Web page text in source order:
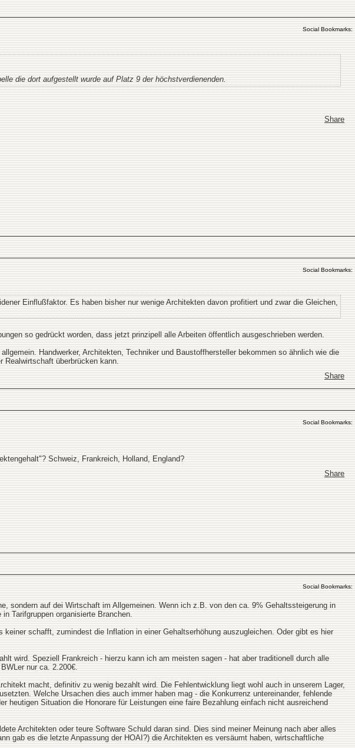
Social Bookmarks:
die dort aufgestellt wurde auf Platz 9 der höchstverdienenden.
Share
Social Bookmarks:
Einflußfaktor. Es haben bisher nur wenige Architekten davon profitiert und zwar die Gleichen,
so gedrückt worden, dass jetzt prinzipell alle Arbeiten öffentlich ausgeschrieben werden.
Handwerker, Architekten, Techniker und Baustoffhersteller bekommen so ähnlich wie die
Realwirtschaft überbrücken kann.
Share
Social Bookmarks:
Schweiz, Frankreich, Holland, England?
Share
Social Bookmarks:
sondern auf dei Wirtschaft im Allgemeinen. Wenn ich z.B. von den ca. 9% Gehaltssteigerung in
Tarifgruppen organisierte Branchen.
schafft, zumindest die Inflation in einer Gehaltserhöhung auszugleichen. Oder gibt es hier
wird. Speziell Frankreich - hierzu kann ich am meisten sagen - hat aber traditionell durch alle
nur ca. 2.200€.
macht, definitiv zu wenig bezahlt wird. Die Fehlentwicklung liegt wohl auch in unserem Lager,
Welche Ursachen dies auch immer haben mag - die Konkurrenz untereinander, fehlende
Situation die Honorare für Leistungen eine faire Bezahlung einfach nicht ausreichend
Architekten oder teure Software Schuld daran sind. Dies sind meiner Meinung nach aber alles
gab es die letzte Anpassung der HOAI?) die Architekten es versäumt haben, wirtschaftliche